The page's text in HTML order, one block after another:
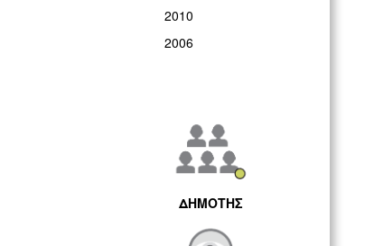
2010
2006
ΔΗΜΟΤΗΣ